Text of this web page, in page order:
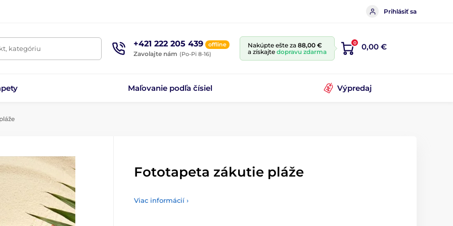
Prihlásiť sa
kategóriu +421 222 205 439 offline
Zavolajte nám (Po-Pi 8-16)
Nakúpte ešte za 88,00 €
a získajte dopravu zdarma
0 0,00 €
Maľovanie podľa čísiel Výpredaj
Fototapeta zákutie pláže
Viac informácií ›